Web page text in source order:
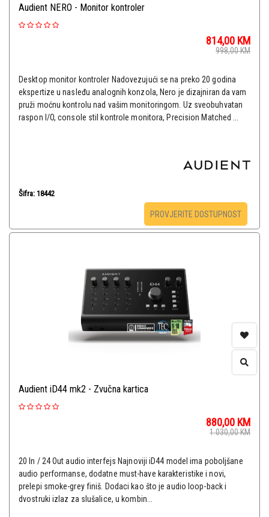
Audient NERO - Monitor kontroler
814,00 KM
998,00KM
Desktop monitor kontroler Nadovezujući se na preko 20 godina
ekspertize u nasleđu analognih konzola, Nero je dizajniran da vam
pruži moćnu kontrolu nad vašim monitoringom. Uz sveobuhvatan
raspon I/O, console stil kontrole monitora, Precision Matched ...
Šifra: 18442
PROVJERITE DOSTUPNOST
Audient iD44 mk2 - Zvučna kartica
880,00 KM
1.030,00KM
20 In / 24 Out audio interfejs Najnoviji iD44 model ima poboljšane
audio performanse, dodatne must-have karakteristike i novi,
prelepi smoke-grey finiš. Dodaci kao što je audio loop-back i
dvostruki izlaz za slušalice, u kombin...